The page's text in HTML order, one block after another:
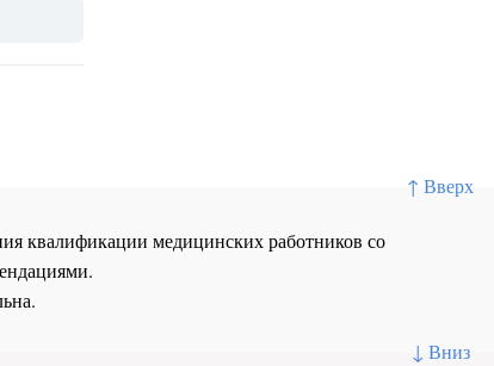
↑ Вверх
↓ Вниз
квалификации медицинских работников со